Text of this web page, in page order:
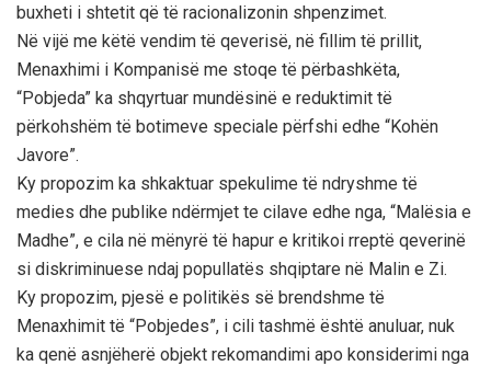
buxheti i shtetit që të racionalizonin shpenzimet.
Në vijë me këtë vendim të qeverisë, në fillim të prillit,
Menaxhimi i Kompanisë me stoqe të përbashkëta,
“Pobjeda” ka shqyrtuar mundësinë e reduktimit të
përkohshëm të botimeve speciale përfshi edhe “Kohën
Javore”.
Ky propozim ka shkaktuar spekulime të ndryshme të
medies dhe publike ndërmjet te cilave edhe nga, “Malësia e
Madhe”, e cila në mënyrë të hapur e kritikoi rreptë qeverinë
si diskriminuese ndaj popullatës shqiptare në Malin e Zi.
Ky propozim, pjesë e politikës së brendshme të
Menaxhimit të “Pobjedes”, i cili tashmë është anuluar, nuk
ka qenë asnjëherë objekt rekomandimi apo konsiderimi nga